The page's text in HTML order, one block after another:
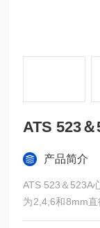
ATS 523
产品简介
ATS 523＆523A
为2,4,6和8mm直
管系统。两个固